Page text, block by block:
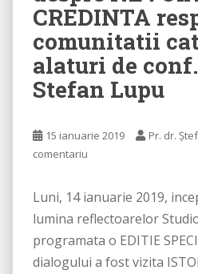
CREDINTA
comunitatii
alaturi de
Stefan Lupu
15 ianuarie 2019 Pr. dr.
comentariu
Luni, 14 ianuarie 2019,
lumina reflectoarelor
programata o EDITIE
dialogului a fost vizita